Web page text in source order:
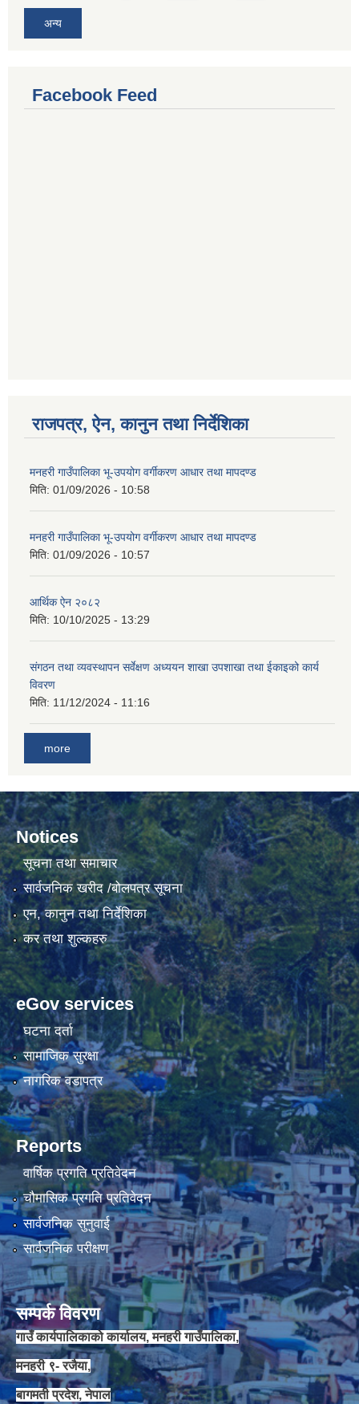
अन्य
Facebook Feed
राजपत्र, ऐन, कानुन तथा निर्देशिका
मनहरी गाउँपालिका भू-उपयोग वर्गीकरण आधार तथा मापदण्ड
मिति: 01/09/2026 - 10:58
मनहरी गाउँपालिका भू-उपयोग वर्गीकरण आधार तथा मापदण्ड
मिति: 01/09/2026 - 10:57
आर्थिक ऐन २०८२
मिति: 10/10/2025 - 13:29
संगठन तथा व्यवस्थापन सर्वेक्षण अध्ययन शाखा उपशाखा तथा ईकाइको कार्य
विवरण
मिति: 11/12/2024 - 11:16
more
Notices
सूचना तथा समाचार
सार्वजनिक खरीद /बोलपत्र सूचना
एन, कानुन तथा निर्देशिका
कर तथा शुल्कहरु
eGov services
घटना दर्ता
सामाजिक सुरक्षा
नागरिक वडापत्र
Reports
वार्षिक प्रगति प्रतिवेदन
चौमासिक प्रगति प्रतिवेदन
सार्वजनिक सुनुवाई
सार्वजनिक परीक्षण
सम्पर्क विवरण
गाउँ कार्यपालिकाको कार्यालय, मनहरी गाउँपालिका,
मनहरी ९- रजैया,
बागमती प्रदेश, नेपाल